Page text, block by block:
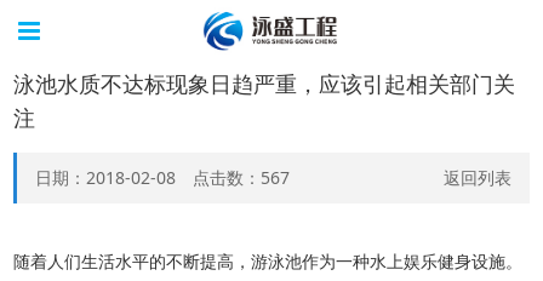
泳池水质不达标现象日趋严重，应该引起相关部门关
注
日期：2018-02-08 点击数： 567 返回列表
随着人们生活水平的不断提高，游泳池作为一种水上娱乐健身设施。